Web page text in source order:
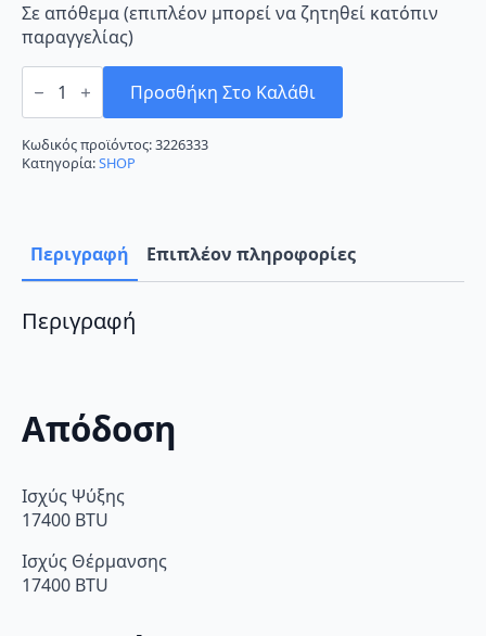
Σε απόθεμα (επιπλέον μπορεί να ζητηθεί κατόπιν
παραγγελίας)
United
UNI-
3419
Κλιματιστικό
Inverter
18000
WiFi
ποσότητα
Προσθήκη Στο Καλάθι
Κωδικός προϊόντος:3226333
Κατηγορία:SHOP
Περιγραφή Επιπλέον πληροφορίες
Περιγραφή
Απόδοση
Ισχύς Ψύξης
17400 BTU
Ισχύς Θέρμανσης
17400 BTU